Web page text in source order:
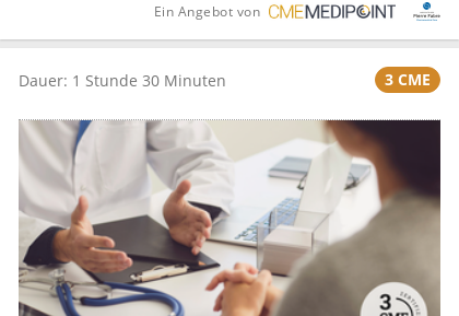
Ein Angebot von
Dauer: 1 Stunde 30 Minuten 3 CME